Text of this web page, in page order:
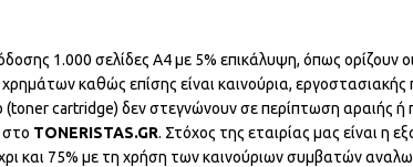
1.000 σελίδες Α4 με 5% επικάλυψη, όπως ορίζουν
καθώς επίσης είναι καινούρια,
(toner cartridge) δεν στεγνώνουν σε περίπτωση αραιής
TONERISTAS.GR. Στόχος της εταιρίας μας είναι η
και 75% με τη χρήση των καινούριων συμβατών